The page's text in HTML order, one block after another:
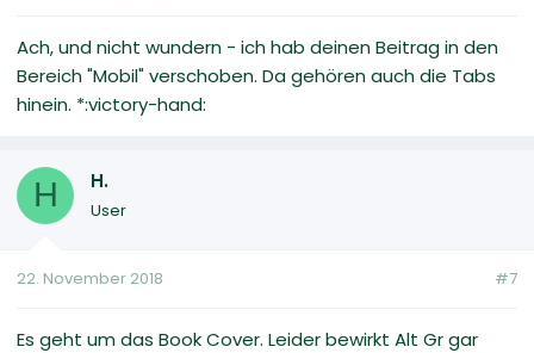
Ach, und nicht wundern - ich hab deinen Beitrag in den
Bereich "Mobil" verschoben. Da gehören auch die Tabs
hinein. *:victory-hand:
H H.
User
22. November 2018 #7
Es geht um das Book Cover. Leider bewirkt Alt Gr gar